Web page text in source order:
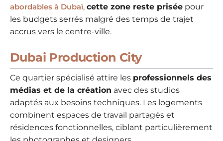
abordables à Dubaï, cette zone reste prisée pour
les budgets serrés malgré des temps de trajet
accrus vers le centre-ville.
Dubai Production City
Ce quartier spécialisé attire les professionnels des
médias et de la création avec des studios
adaptés aux besoins techniques. Les logements
combinent espaces de travail partagés et
résidences fonctionnelles, ciblant particulièrement